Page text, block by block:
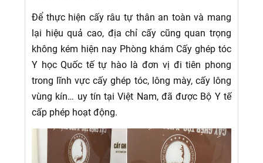
Để thực hiện cấy râu tự thân an toàn và mang
lại hiệu quả cao, địa chỉ cấy cũng quan trọng
không kém hiện nay Phòng khám Cấy ghép tóc
Y học Quốc tế tự hào là đơn vị đi tiên phong
trong lĩnh vực cấy ghép tóc, lông mày, cấy lông
vùng kín… uy tín tại Việt Nam, đã được Bộ Y tế
cấp phép hoạt động.